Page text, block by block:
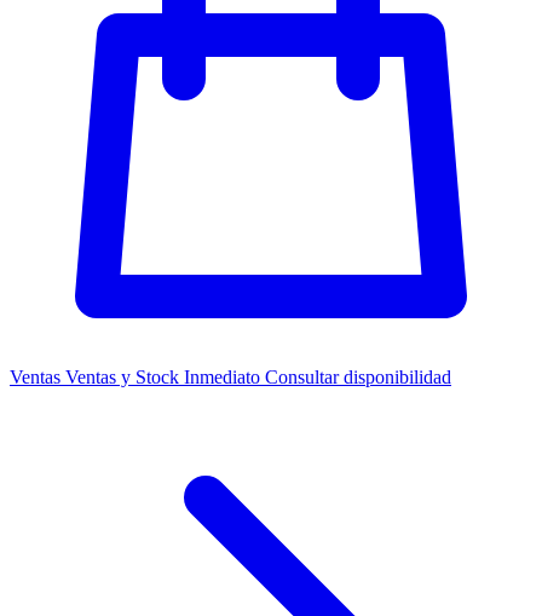
Ventas Ventas y Stock Inmediato Consultar disponibilidad